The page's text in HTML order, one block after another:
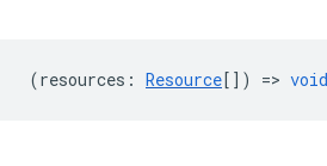
(resources : Resource[]) => void